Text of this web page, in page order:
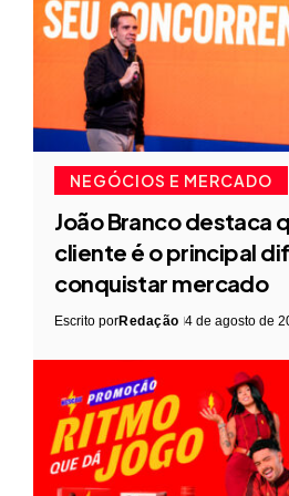
NEGÓCIOS E MERCADO
João Branco destaca
cliente é o principal
conquistar mercado
Escrito porRedação 4 de agosto de